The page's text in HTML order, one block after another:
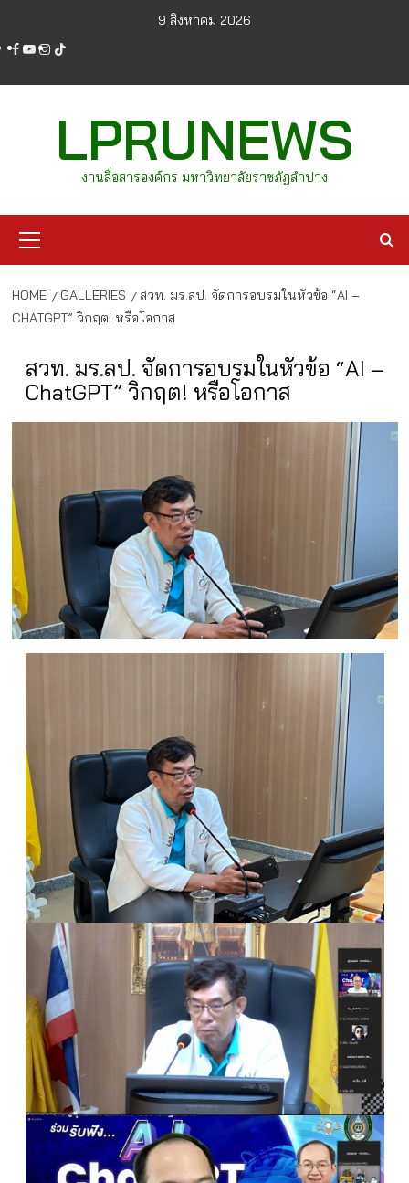
content
9 สิงหาคม 2026
facebook
youtube
instagram
tiktok
LPRUNEWS
งานสื่อสารองค์กร มหาวิทยาลัยราชภัฏลำปาง
Menu
HOME GALLERIES
สวท. มร.ลป. จัดการอบรมในหัวข้อ “AI –
CHATGPT” วิกฤต! หรือโอกาส
สวท. มร.ลป. จัดการอบรมในหัวข้อ “AI –
ChatGPT” วิกฤต! หรือโอกาส